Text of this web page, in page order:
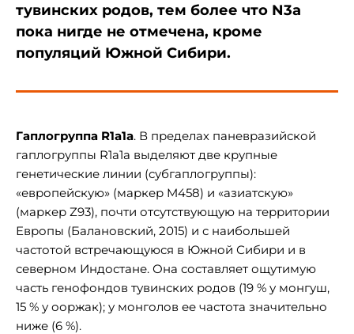
тувинских родов, тем более что N3a
пока нигде не отмечена, кроме
популяций Южной Сибири.
Гаплогруппа R1a1a. В пределах паневразийской
гаплогруппы R1a1a выделяют две крупные
генетические линии (субгаплогруппы):
«европейскую» (маркер M458) и «азиатскую»
(маркер Z93), почти отсутствующую на территории
Европы (Балановский, 2015) и с наибольшей
частотой встречающуюся в Южной Сибири и в
северном Индостане. Она составляет ощутимую
часть генофондов тувинских родов (19 % у монгуш,
15 % у ооржак); у монголов ее частота значительно
ниже (6 %).